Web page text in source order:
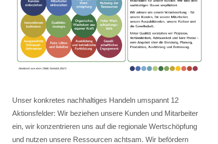
Unser konkretes nachhaltiges Handeln umspannt 12
Aktionsfelder: Wir beziehen unsere Kunden und Mitarbeiter
ein, wir konzentrieren uns auf die regionale Wertschöpfung
und nutzen unsere Ressourcen achtsam. Wir befördern